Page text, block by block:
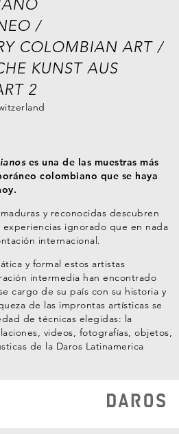
/
COLOMBIAN ART /
KUNST AUS
2
es una de las muestras más
colombiano que se haya
y reconocidas descubren
ignorado que en nada
internacional.
y formal estos artistas
intermedia han encontrado
cargo de su país con su historia y
de las improntas artísticas se
de técnicas elegidas: la
videos, fotografías, objetos,
de la Daros Latinamerica